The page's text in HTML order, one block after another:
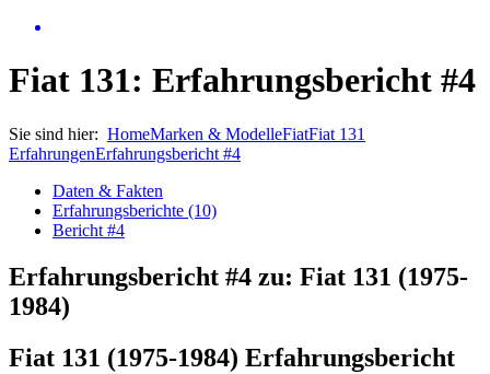
Fiat 131: Erfahrungsbericht #4
Sie sind hier: HomeMarken & ModelleFiatFiat 131
ErfahrungenErfahrungsbericht #4
Daten & Fakten
Erfahrungsberichte (10)
Bericht #4
Erfahrungsbericht #4 zu: Fiat 131 (1975-
1984)
Fiat 131 (1975-1984) Erfahrungsbericht